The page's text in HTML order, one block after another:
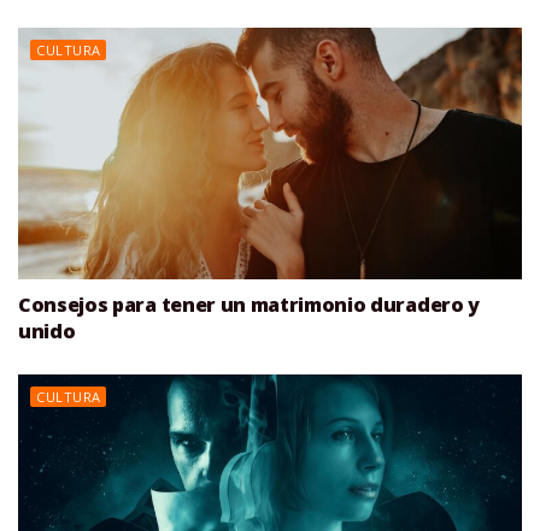
CULTURA
Consejos para tener un matrimonio duradero y
unido
CULTURA